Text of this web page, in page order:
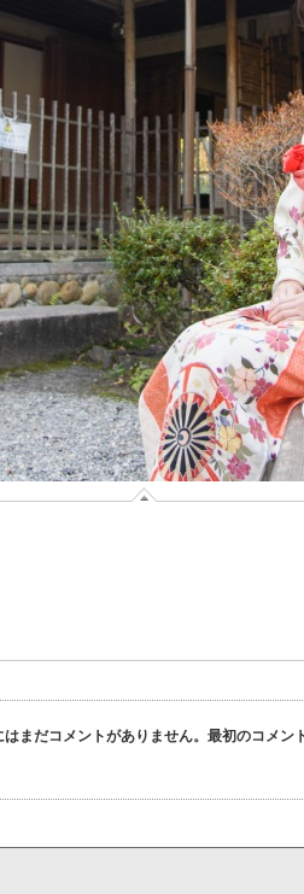
はまだコメントがありません。最初のコメン